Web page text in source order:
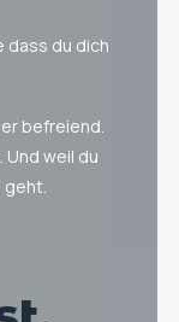
dass du dich
befreiend.
weil du
geht.